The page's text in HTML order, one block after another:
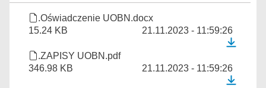
.Oświadczenie UOBN.docx
15.24 KB
21.11.2023 - 11:59:26
.ZAPISY UOBN.pdf
346.98 KB
21.11.2023 - 11:59:26